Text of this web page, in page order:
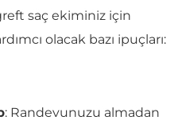
saç ekiminiz için
olacak bazı ipuçları:
: Randevunuzu almadan